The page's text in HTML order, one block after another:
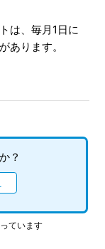
は、毎月1日に
あります。
？
ています